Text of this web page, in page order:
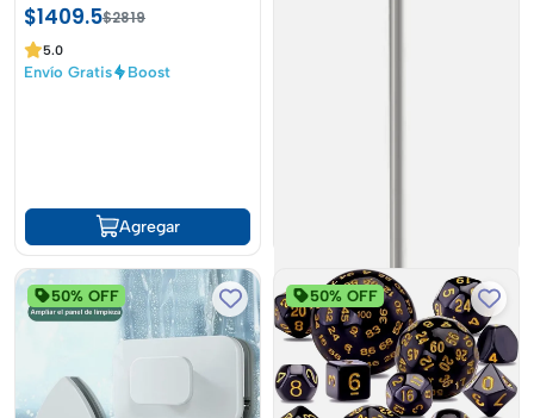
$1409.5$2819
5.0
Envío Gratis Boost
Agregar
50% OFF 50% OFF